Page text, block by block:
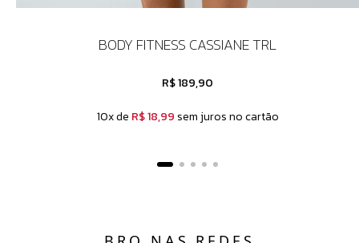
BODY FITNESS CASSIANE TRL
R$ 189,90
10x de R$ 18,99 sem juros no cartão